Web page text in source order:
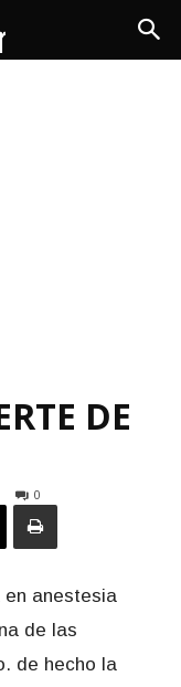
DE
0
en anestesia
de las
de hecho la